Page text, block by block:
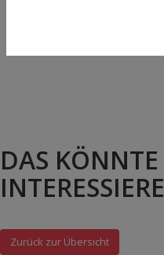
DAS
Zurück zur Übersicht